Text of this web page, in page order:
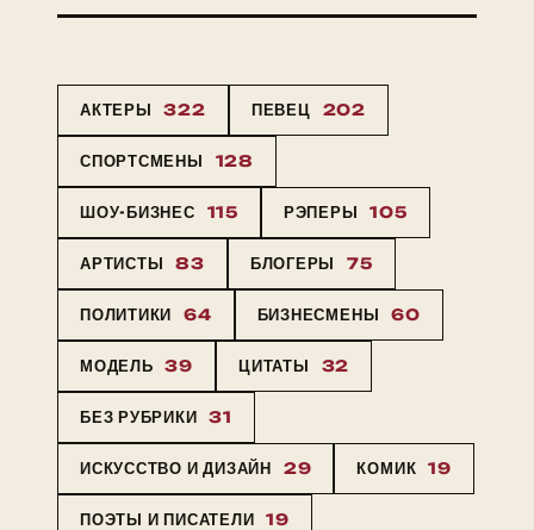
АКТЕРЫ 322 ПЕВЕЦ 202
СПОРТСМЕНЫ 128
ШОУ-БИЗНЕС 115 РЭПЕРЫ 105
АРТИСТЫ 83 БЛОГЕРЫ 75
ПОЛИТИКИ 64 БИЗНЕСМЕНЫ 60
МОДЕЛЬ 39 ЦИТАТЫ 32
БЕЗ РУБРИКИ 31
ИСКУССТВО И ДИЗАЙН 29 КОМИК 19
ПОЭТЫ И ПИСАТЕЛИ 19